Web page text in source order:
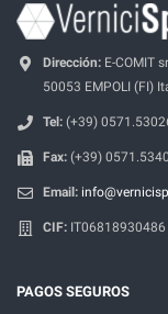
Dirección: E-COMIT
50053 EMPOLI (FI)
Tel: (+39)
Fax: (+39)
Email:
CIF: IT06818930486
PAGOS SEGUROS